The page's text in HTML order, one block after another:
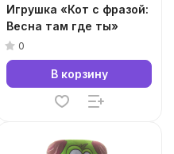
Игрушка «Кот с фразой:
Весна там где ты»
0
В корзину